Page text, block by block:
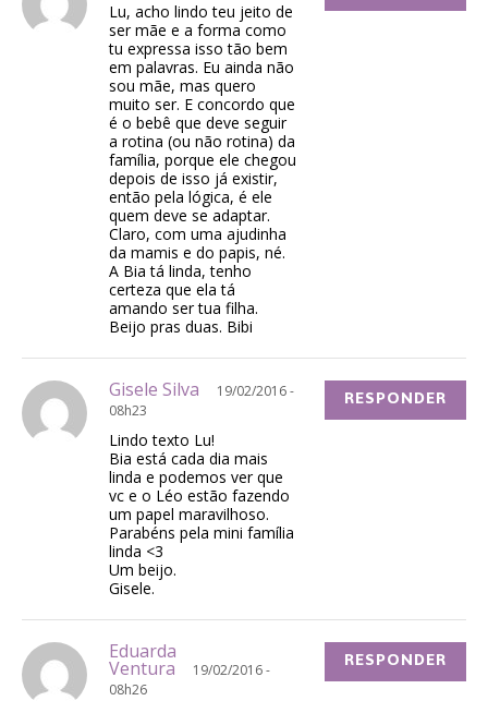
Lu, acho lindo teu jeito de
ser mãe e a forma como
tu expressa isso tão bem
em palavras. Eu ainda não
sou mãe, mas quero
muito ser. E concordo que
é o bebê que deve seguir
a rotina (ou não rotina) da
família, porque ele chegou
depois de isso já existir,
então pela lógica, é ele
quem deve se adaptar.
Claro, com uma ajudinha
da mamis e do papis, né.
A Bia tá linda, tenho
certeza que ela tá
amando ser tua filha.
Beijo pras duas. Bibi
Gisele Silva
19/02/2016 -
08h23
Lindo texto Lu!
Bia está cada dia mais
linda e podemos ver que
vc e o Léo estão fazendo
um papel maravilhoso.
Parabéns pela mini família
linda <3
Um beijo.
Gisele.
RESPONDER
Eduarda
Ventura
19/02/2016 -
08h26
RESPONDER